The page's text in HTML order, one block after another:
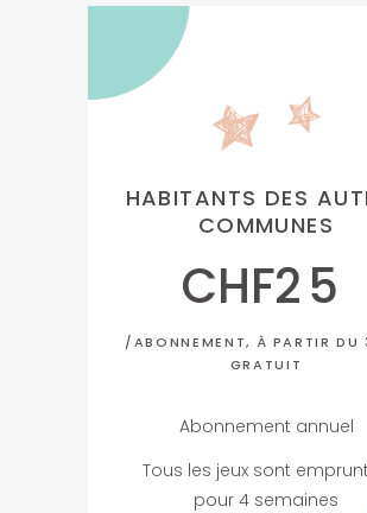
HABITANTS DES
COMMUNES
CHF25
/ABONNEMENT, À PARTIR DU
GRATUIT
Abonnement annuel
Tous les jeux sont
pour 4 semaines